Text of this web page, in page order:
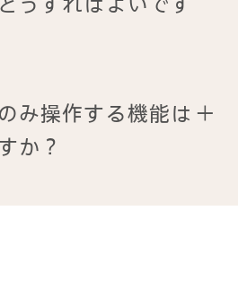
み操作する機能は
か？
＋